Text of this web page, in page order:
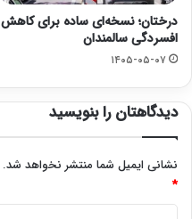
درختان؛ نسخه‌ای ساده برای کاهش
افسردگی سالمندان
۱۴۰۵-۰۵-۰۷
دیدگاهتان را بنویسید
نشانی ایمیل شما منتشر نخواهد شد.
*